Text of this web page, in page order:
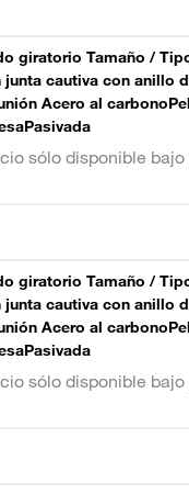
giratorio Tamaño /
junta cautiva con anillo
Acero al
sólo disponible
giratorio Tamaño /
junta cautiva con anillo
Acero al
sólo disponible